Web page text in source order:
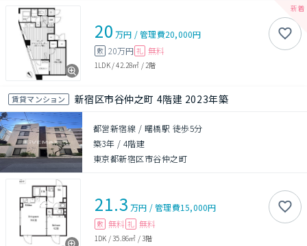
20 万円 /管理費20,000円
敷 20万円 礼 無料
1LDK/42.28㎡ / 2階
賃貸マンション 新宿区市谷仲之町 4階建 2023年築
都営新宿線 / 曙橋駅 徒歩5分
築3年 / 4階建
東京都新宿区市谷仲之町
21.3 万円 /管理費15,000円
敷 無料 礼 無料
1DK /35.86㎡ /3階